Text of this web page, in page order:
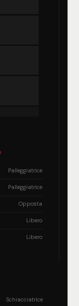
Palleggiatrice
Palleggiatrice
Opposta
Libero
Libero
Schiacciatrice